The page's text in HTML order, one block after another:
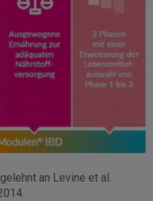
an Levine et al.